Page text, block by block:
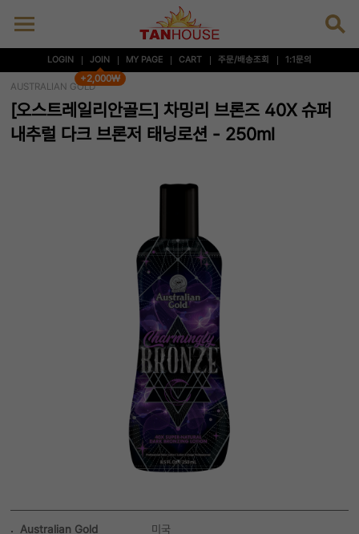
LOGIN JOIN
+2,000₩
MY PAGE CART 주문/배송조회 1:1문의
AUSTRALIAN GOLD
[오스트레일리안골드] 차밍리 브론즈 40X 슈퍼
내추럴 다크 브론저 태닝로션 - 250ml
Australian Gold
미국